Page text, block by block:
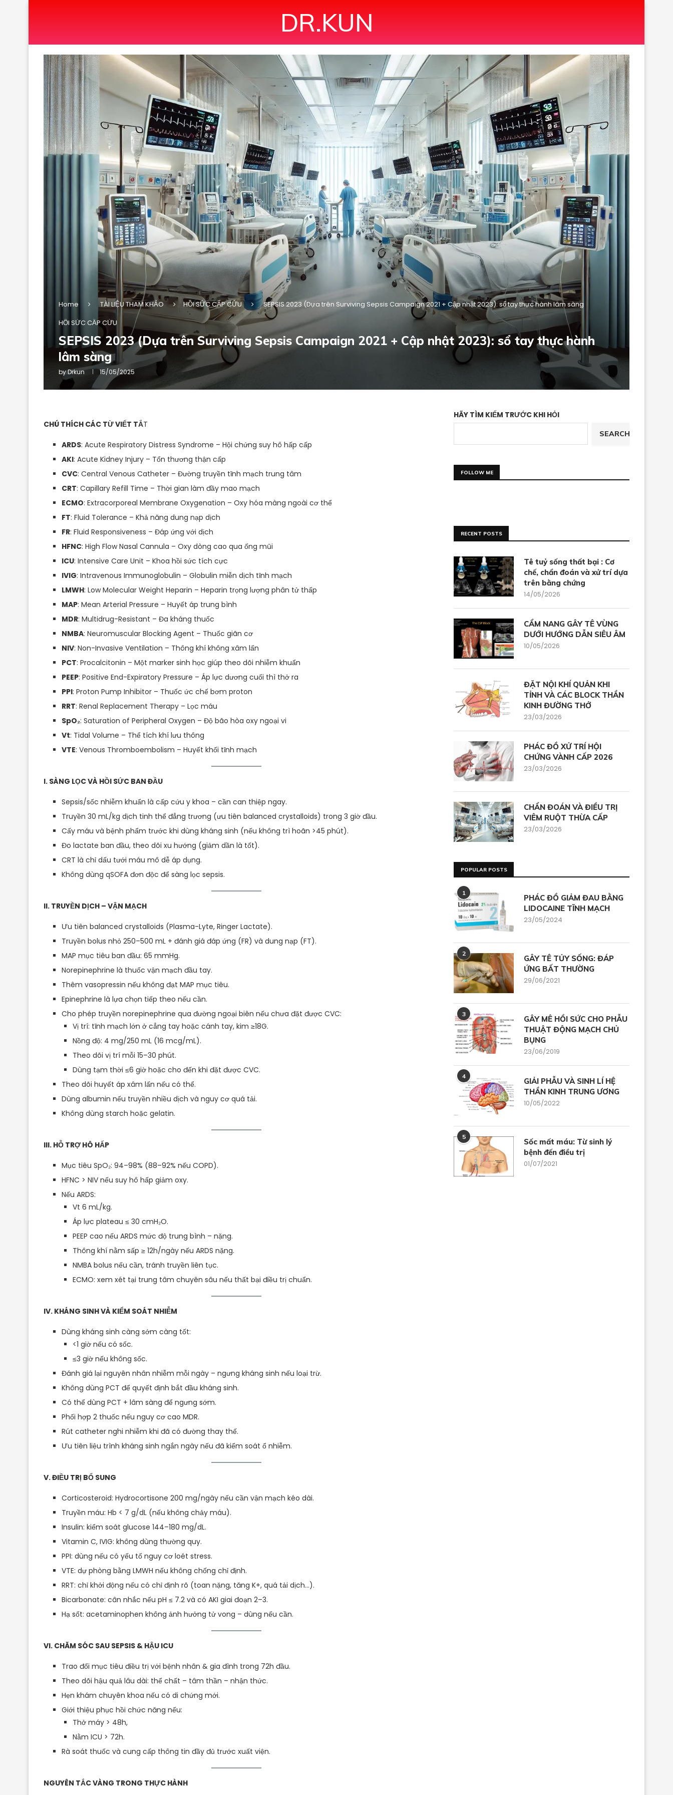
DR.KUN
Home TÀI LIỆU THAM KHẢO HỒI SỨC CẤP CỨU
SEPSIS 2023 (Dựa trên Surviving Sepsis Campaign 2021 + Cập nhật 2023): sổ tay thực hành lâm sàng
HỒI SỨC CẤP CỨU
SEPSIS 2023 (Dựa trên Surviving Sepsis Campaign 2021 + Cập nhật 2023): sổ tay thực hành
lâm sàng
byDrkun 15/05/2025
CHÚ THÍCH CÁC TỪ VIẾT TẮT
ARDS: Acute Respiratory Distress Syndrome – Hội chứng suy hô hấp cấp
AKI: Acute Kidney Injury – Tổn thương thận cấp
CVC: Central Venous Catheter – Đường truyền tĩnh mạch trung tâm
CRT: Capillary Refill Time – Thời gian làm đầy mao mạch
ECMO: Extracorporeal Membrane Oxygenation – Oxy hóa màng ngoài cơ thể
FT: Fluid Tolerance – Khả năng dung nạp dịch
FR: Fluid Responsiveness – Đáp ứng với dịch
HFNC: High Flow Nasal Cannula – Oxy dòng cao qua ống mũi
ICU: Intensive Care Unit – Khoa hồi sức tích cực
IVIG: Intravenous Immunoglobulin – Globulin miễn dịch tĩnh mạch
LMWH: Low Molecular Weight Heparin – Heparin trọng lượng phân tử thấp
MAP: Mean Arterial Pressure – Huyết áp trung bình
MDR: Multidrug-Resistant – Đa kháng thuốc
NMBA: Neuromuscular Blocking Agent – Thuốc giãn cơ
NIV: Non-Invasive Ventilation – Thông khí không xâm lấn
PCT: Procalcitonin – Một marker sinh học giúp theo dõi nhiễm khuẩn
PEEP: Positive End-Expiratory Pressure – Áp lực dương cuối thì thở ra
PPI: Proton Pump Inhibitor – Thuốc ức chế bơm proton
RRT: Renal Replacement Therapy – Lọc máu
SpO₂: Saturation of Peripheral Oxygen – Độ bão hòa oxy ngoại vi
Vt: Tidal Volume – Thể tích khí lưu thông
VTE: Venous Thromboembolism – Huyết khối tĩnh mạch
I. SÀNG LỌC VÀ HỒI SỨC BAN ĐẦU
Sepsis/sốc nhiễm khuẩn là cấp cứu y khoa – cần can thiệp ngay.
Truyền 30 mL/kg dịch tinh thể đẳng trương (ưu tiên balanced crystalloids) trong 3 giờ đầu.
Cấy máu và bệnh phẩm trước khi dùng kháng sinh (nếu không trì hoãn >45 phút).
Đo lactate ban đầu, theo dõi xu hướng (giảm dần là tốt).
CRT là chỉ dấu tưới máu mô dễ áp dụng.
Không dùng qSOFA đơn độc để sàng lọc sepsis.
II. TRUYỀN DỊCH – VẬN MẠCH
Ưu tiên balanced crystalloids (Plasma-Lyte, Ringer Lactate).
Truyền bolus nhỏ 250–500 mL + đánh giá đáp ứng (FR) và dung nạp (FT).
MAP mục tiêu ban đầu: 65 mmHg.
Norepinephrine là thuốc vận mạch đầu tay.
Thêm vasopressin nếu không đạt MAP mục tiêu.
Epinephrine là lựa chọn tiếp theo nếu cần.
Cho phép truyền norepinephrine qua đường ngoại biên nếu chưa đặt được CVC:
Vị trí: tĩnh mạch lớn ở cẳng tay hoặc cánh tay, kim ≥18G.
Nồng độ: 4 mg/250 mL (16 mcg/mL).
Theo dõi vị trí mỗi 15–30 phút.
Dùng tạm thời ≤6 giờ hoặc cho đến khi đặt được CVC.
Theo dõi huyết áp xâm lấn nếu có thể.
Dùng albumin nếu truyền nhiều dịch và nguy cơ quá tải.
Không dùng starch hoặc gelatin.
III. HỖ TRỢ HÔ HẤP
Mục tiêu SpO₂: 94–98% (88–92% nếu COPD).
HFNC > NIV nếu suy hô hấp giảm oxy.
Nếu ARDS:
Vt 6 mL/kg.
Áp lực plateau ≤ 30 cmH₂O.
PEEP cao nếu ARDS mức độ trung bình – nặng.
Thông khí nằm sấp ≥ 12h/ngày nếu ARDS nặng.
NMBA bolus nếu cần, tránh truyền liên tục.
ECMO: xem xét tại trung tâm chuyên sâu nếu thất bại điều trị chuẩn.
IV. KHÁNG SINH VÀ KIỂM SOÁT NHIỄM
Dùng kháng sinh càng sớm càng tốt:
<1 giờ nếu có sốc.
≤3 giờ nếu không sốc.
Đánh giá lại nguyên nhân nhiễm mỗi ngày – ngưng kháng sinh nếu loại trừ.
Không dùng PCT để quyết định bắt đầu kháng sinh.
Có thể dùng PCT + lâm sàng để ngưng sớm.
Phối hợp 2 thuốc nếu nguy cơ cao MDR.
Rút catheter nghi nhiễm khi đã có đường thay thế.
Ưu tiên liệu trình kháng sinh ngắn ngày nếu đã kiểm soát ổ nhiễm.
V. ĐIỀU TRỊ BỔ SUNG
Corticosteroid: Hydrocortisone 200 mg/ngày nếu cần vận mạch kéo dài.
Truyền máu: Hb < 7 g/dL (nếu không chảy máu).
Insulin: kiểm soát glucose 144–180 mg/dL.
Vitamin C, IVIG: không dùng thường quy.
PPI: dùng nếu có yếu tố nguy cơ loét stress.
VTE: dự phòng bằng LMWH nếu không chống chỉ định.
RRT: chỉ khởi động nếu có chỉ định rõ (toan nặng, tăng K+, quá tải dịch…).
Bicarbonate: cân nhắc nếu pH ≤ 7.2 và có AKI giai đoạn 2–3.
Hạ sốt: acetaminophen không ảnh hưởng tử vong – dùng nếu cần.
VI. CHĂM SÓC SAU SEPSIS & HẬU ICU
Trao đổi mục tiêu điều trị với bệnh nhân & gia đình trong 72h đầu.
Theo dõi hậu quả lâu dài: thể chất – tâm thần – nhận thức.
Hẹn khám chuyên khoa nếu có di chứng mới.
Giới thiệu phục hồi chức năng nếu:
Thở máy > 48h,
Nằm ICU > 72h.
Rà soát thuốc và cung cấp thông tin đầy đủ trước xuất viện.
NGUYÊN TẮC VÀNG TRONG THỰC HÀNH
HÃY TÌM KIẾM TRƯỚC KHI HỎI
SEARCH
FOLLOW ME
RECENT POSTS
Tê tuỷ sống thất bại : Cơ
chế, chẩn đoán và xử trí dựa
trên bằng chứng
14/05/2026
CẨM NANG GÂY TÊ VÙNG
DƯỚI HƯỚNG DẪN SIÊU ÂM
10/05/2026
ĐẶT NỘI KHÍ QUẢN KHI
TỈNH VÀ CÁC BLOCK THẦN
KINH ĐƯỜNG THỞ
23/03/2026
PHÁC ĐỒ XỬ TRÍ HỘI
CHỨNG VÀNH CẤP 2026
23/03/2026
CHẨN ĐOÁN VÀ ĐIỀU TRỊ
VIÊM RUỘT THỪA CẤP
23/03/2026
POPULAR POSTS
1
PHÁC ĐỒ GIẢM ĐAU BẰNG
LIDOCAINE TĨNH MẠCH
23/05/2024
2
GÂY TÊ TỦY SỐNG: ĐÁP
ỨNG BẤT THƯỜNG
29/06/2021
3
GÂY MÊ HỒI SỨC CHO PHẪU
THUẬT ĐỘNG MẠCH CHỦ
BỤNG
23/06/2019
4
GIẢI PHẪU VÀ SINH LÍ HỆ
THẦN KINH TRUNG ƯƠNG
10/05/2022
5
Sốc mất máu: Từ sinh lý
bệnh đến điều trị
01/07/2021